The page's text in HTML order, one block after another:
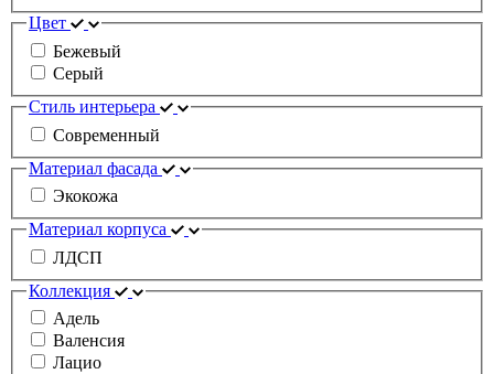
Цвет
Бежевый
Серый
Стиль интерьера
Современный
Материал фасада
Экокожа
Материал корпуса
ЛДСП
Коллекция
Адель
Валенсия
Лацио